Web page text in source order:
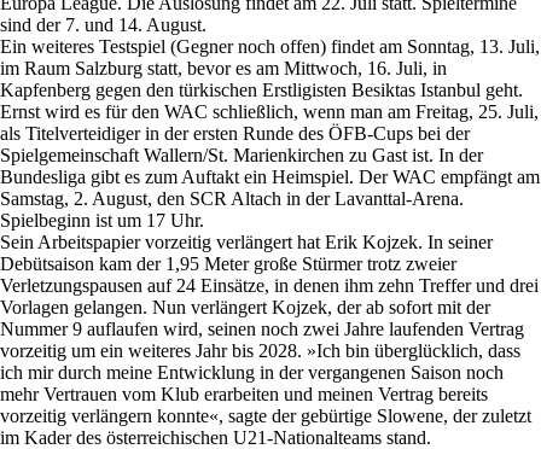
sind der 7. und 14. August.
Ein weiteres Testspiel (Gegner noch offen) findet am Sonntag, 13. Juli,
im Raum Salzburg statt, bevor es am Mittwoch, 16. Juli, in
Kapfenberg gegen den türkischen Erstligisten Besiktas Istanbul geht.
Ernst wird es für den WAC schließlich, wenn man am Freitag, 25. Juli,
als Titelverteidiger in der ersten Runde des ÖFB-Cups bei der
Spielgemeinschaft Wallern/St. Marienkirchen zu Gast ist. In der
Bundesliga gibt es zum Auftakt ein Heimspiel. Der WAC empfängt am
Samstag, 2. August, den SCR Altach in der Lavanttal-Arena.
Spielbeginn ist um 17 Uhr.
Sein Arbeitspapier vorzeitig verlängert hat Erik Kojzek. In seiner
Debütsaison kam der 1,95 Meter große Stürmer trotz zweier
Verletzungspausen auf 24 Einsätze, in denen ihm zehn Treffer und drei
Vorlagen gelangen. Nun verlängert Kojzek, der ab sofort mit der
Nummer 9 auflaufen wird, seinen noch zwei Jahre laufenden Vertrag
vorzeitig um ein weiteres Jahr bis 2028. »Ich bin überglücklich, dass
ich mir durch meine Entwicklung in der vergangenen Saison noch
mehr Vertrauen vom Klub erarbeiten und meinen Vertrag bereits
vorzeitig verlängern konnte«, sagte der gebürtige Slowene, der zuletzt
im Kader des österreichischen U21-Nationalteams stand.